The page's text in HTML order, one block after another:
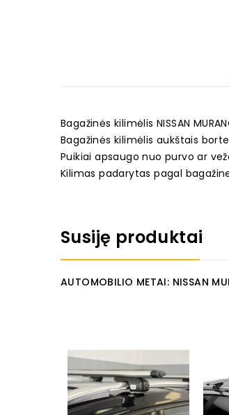
Bagažinės kilimėlis NISSAN
Bagažinės kilimėlis aukštais
Puikiai apsaugo nuo purvo ar
Kilimas padarytas pagal
Susiję produktai
AUTOMOBILIO METAI: NISSAN